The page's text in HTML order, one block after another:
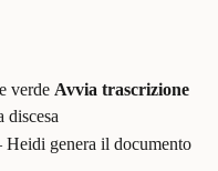
verde Avvia trascrizione
discesa
genera il documento